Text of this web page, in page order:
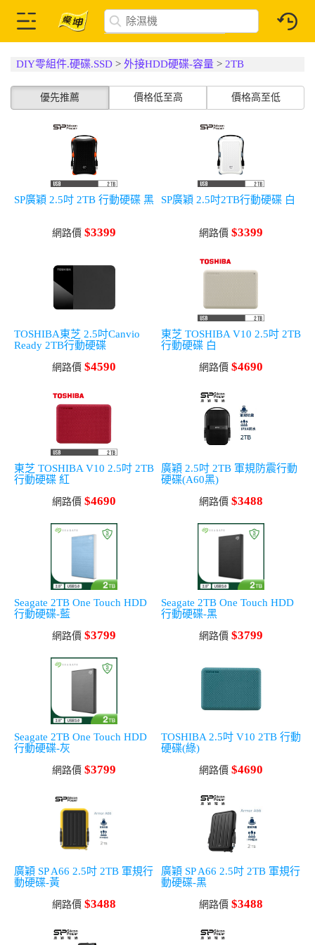
DIY零組件.硬碟.SSD >外接HDD硬碟-容量 > 2TB
優先推薦 價格低至高 價格高至低
SP廣穎 2.5吋 2TB 行動硬碟 黑
網路價 $3399
SP廣穎 2.5吋2TB行動硬碟 白
網路價 $3399
TOSHIBA東芝 2.5吋Canvio
Ready 2TB行動硬碟
網路價 $4590
東芝 TOSHIBA V10 2.5吋 2TB
行動硬碟 白
網路價 $4690
東芝 TOSHIBA V10 2.5吋 2TB
行動硬碟 紅
網路價 $4690
廣穎 2.5吋 2TB 軍規防震行動
硬碟(A60黑)
網路價 $3488
Seagate 2TB One Touch HDD
行動硬碟-藍
網路價 $3799
Seagate 2TB One Touch HDD
行動硬碟-黑
網路價 $3799
Seagate 2TB One Touch HDD
行動硬碟-灰
網路價 $3799
TOSHIBA 2.5吋 V10 2TB 行動
硬碟(綠)
網路價 $4690
廣穎 SP A66 2.5吋 2TB 軍規行
動硬碟-黃
網路價 $3488
廣穎 SP A66 2.5吋 2TB 軍規行
動硬碟-黑
網路價 $3488